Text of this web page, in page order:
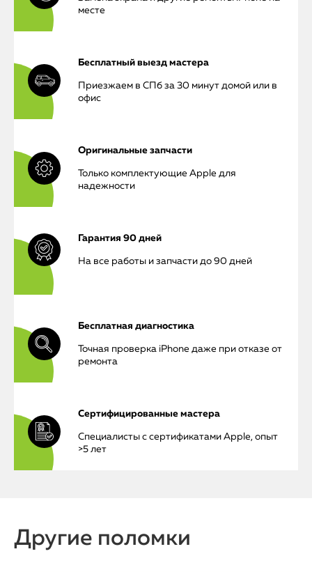
месте
Бесплатный выезд мастера
Приезжаем в СПб за 30 минут домой или в
офис
Оригинальные запчасти
Только комплектующие Apple для
надежности
Гарантия 90 дней
На все работы и запчасти до 90 дней
Бесплатная диагностика
Точная проверка iPhone даже при отказе от
ремонта
Сертифицированные мастера
Специалисты с сертификатами Apple, опыт
>5 лет
Другие поломки